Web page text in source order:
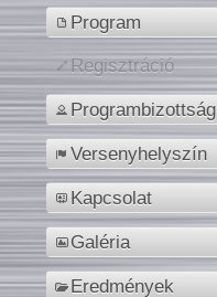
Program
Regisztráció
Programbizottság
Versenyhelyszín
Kapcsolat
Galéria
Eredmények